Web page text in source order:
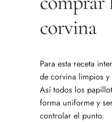
corvina
Para esta receta
de corvina limpios
Así todos los
forma uniforme y
controlar el punto.